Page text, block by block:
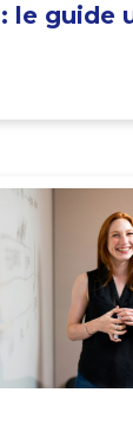
le guide